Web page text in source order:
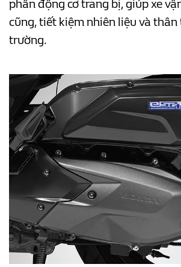
phần động cơ trang bị, giúp xe
cũng, tiết kiệm nhiên liệu và
trường.